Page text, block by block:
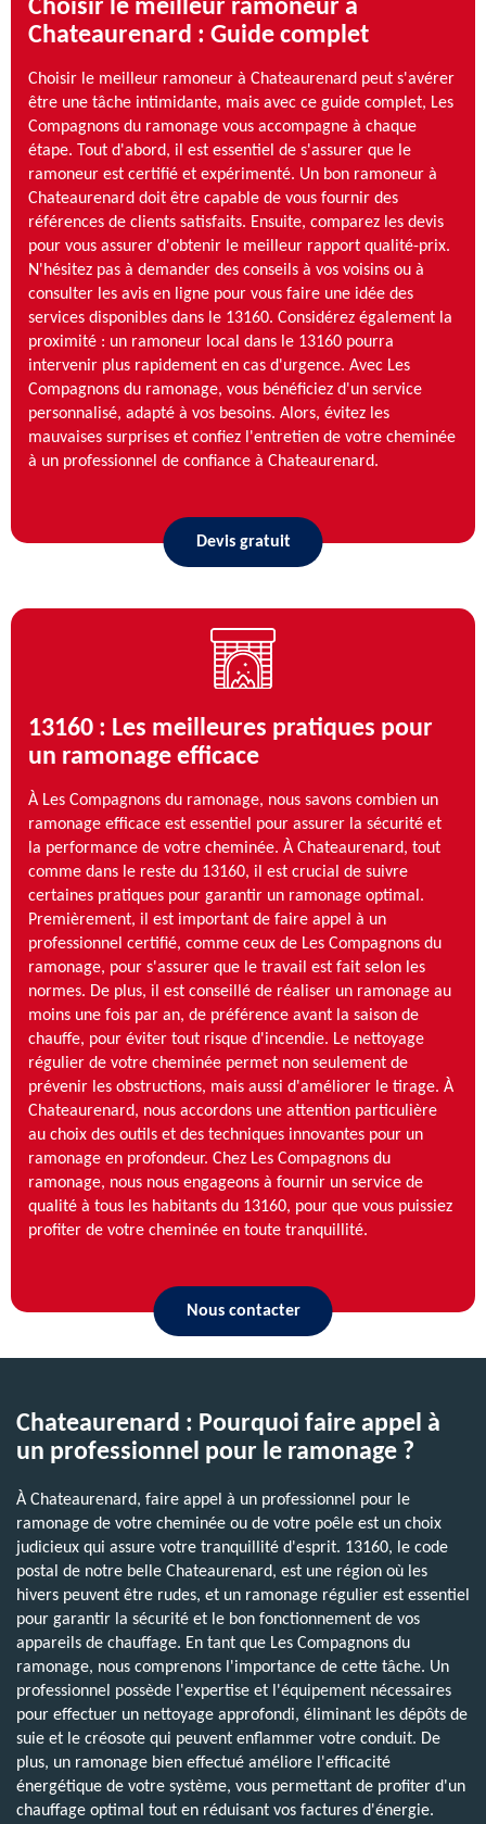
Choisir le meilleur ramoneur à
Chateaurenard : Guide complet
Choisir le meilleur ramoneur à Chateaurenard peut s'avérer
être une tâche intimidante, mais avec ce guide complet, Les
Compagnons du ramonage vous accompagne à chaque
étape. Tout d'abord, il est essentiel de s'assurer que le
ramoneur est certifié et expérimenté. Un bon ramoneur à
Chateaurenard doit être capable de vous fournir des
références de clients satisfaits. Ensuite, comparez les devis
pour vous assurer d'obtenir le meilleur rapport qualité-prix.
N'hésitez pas à demander des conseils à vos voisins ou à
consulter les avis en ligne pour vous faire une idée des
services disponibles dans le 13160. Considérez également la
proximité : un ramoneur local dans le 13160 pourra
intervenir plus rapidement en cas d'urgence. Avec Les
Compagnons du ramonage, vous bénéficiez d'un service
personnalisé, adapté à vos besoins. Alors, évitez les
mauvaises surprises et confiez l'entretien de votre cheminée
à un professionnel de confiance à Chateaurenard.
Devis gratuit
13160 : Les meilleures pratiques pour
un ramonage efficace
À Les Compagnons du ramonage, nous savons combien un
ramonage efficace est essentiel pour assurer la sécurité et
la performance de votre cheminée. À Chateaurenard, tout
comme dans le reste du 13160, il est crucial de suivre
certaines pratiques pour garantir un ramonage optimal.
Premièrement, il est important de faire appel à un
professionnel certifié, comme ceux de Les Compagnons du
ramonage, pour s'assurer que le travail est fait selon les
normes. De plus, il est conseillé de réaliser un ramonage au
moins une fois par an, de préférence avant la saison de
chauffe, pour éviter tout risque d'incendie. Le nettoyage
régulier de votre cheminée permet non seulement de
prévenir les obstructions, mais aussi d'améliorer le tirage. À
Chateaurenard, nous accordons une attention particulière
au choix des outils et des techniques innovantes pour un
ramonage en profondeur. Chez Les Compagnons du
ramonage, nous nous engageons à fournir un service de
qualité à tous les habitants du 13160, pour que vous puissiez
profiter de votre cheminée en toute tranquillité.
Nous contacter
Chateaurenard : Pourquoi faire appel à
un professionnel pour le ramonage ?
À Chateaurenard, faire appel à un professionnel pour le
ramonage de votre cheminée ou de votre poêle est un choix
judicieux qui assure votre tranquillité d'esprit. 13160, le code
postal de notre belle Chateaurenard, est une région où les
hivers peuvent être rudes, et un ramonage régulier est essentiel
pour garantir la sécurité et le bon fonctionnement de vos
appareils de chauffage. En tant que Les Compagnons du
ramonage, nous comprenons l'importance de cette tâche. Un
professionnel possède l'expertise et l'équipement nécessaires
pour effectuer un nettoyage approfondi, éliminant les dépôts de
suie et le créosote qui peuvent enflammer votre conduit. De
plus, un ramonage bien effectué améliore l'efficacité
énergétique de votre système, vous permettant de profiter d'un
chauffage optimal tout en réduisant vos factures d'énergie.